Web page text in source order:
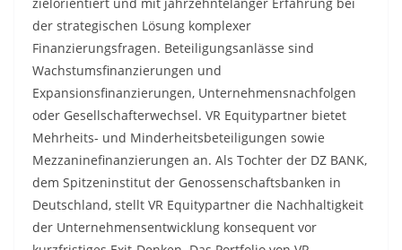
der strategischen Lösung komplexer
Finanzierungsfragen. Beteiligungsanlässe sind
Wachstumsfinanzierungen und
Expansionsfinanzierungen, Unternehmensnachfolgen
oder Gesellschafterwechsel. VR Equitypartner bietet
Mehrheits- und Minderheitsbeteiligungen sowie
Mezzaninefinanzierungen an. Als Tochter der DZ BANK,
dem Spitzeninstitut der Genossenschaftsbanken in
Deutschland, stellt VR Equitypartner die Nachhaltigkeit
der Unternehmensentwicklung konsequent vor